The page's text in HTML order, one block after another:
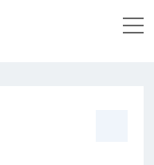
FZC-S三防操